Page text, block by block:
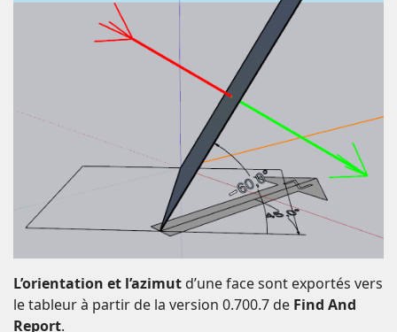
L’orientation et l’azimut d’une face sont exportés vers
le tableur à partir de la version 0.700.7 de Find And
Report.